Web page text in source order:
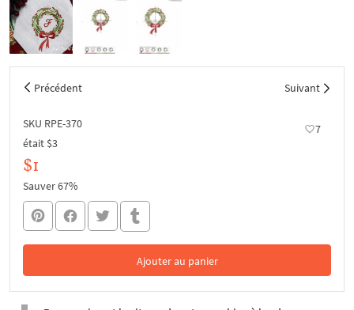
Précédent Suivant
SKU RPE-370
7
était $3
$1
Sauver 67%
Ajouter au panier
Dans le panier